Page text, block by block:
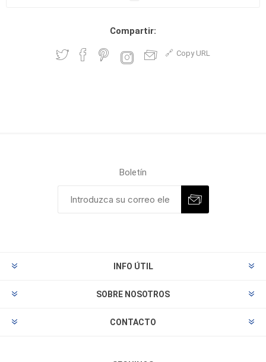
Compartir:
Copy URL
Boletín
INFO ÚTIL
SOBRE NOSOTROS
CONTACTO